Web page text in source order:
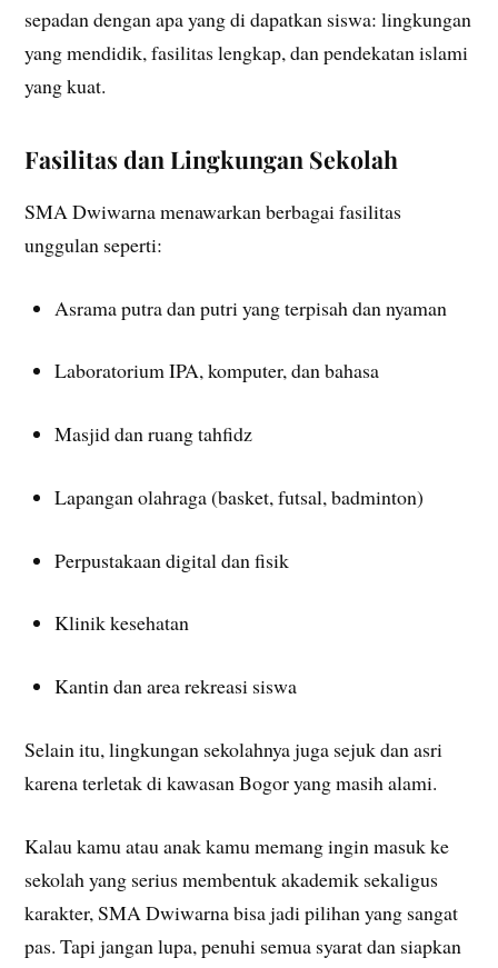
sepadan dengan apa yang di dapatkan siswa: lingkungan
yang mendidik, fasilitas lengkap, dan pendekatan islami
yang kuat.
Fasilitas dan Lingkungan Sekolah
SMA Dwiwarna menawarkan berbagai fasilitas
unggulan seperti:
Asrama putra dan putri yang terpisah dan nyaman
Laboratorium IPA, komputer, dan bahasa
Masjid dan ruang tahfidz
Lapangan olahraga (basket, futsal, badminton)
Perpustakaan digital dan fisik
Klinik kesehatan
Kantin dan area rekreasi siswa
Selain itu, lingkungan sekolahnya juga sejuk dan asri
karena terletak di kawasan Bogor yang masih alami.
Kalau kamu atau anak kamu memang ingin masuk ke
sekolah yang serius membentuk akademik sekaligus
karakter, SMA Dwiwarna bisa jadi pilihan yang sangat
pas. Tapi jangan lupa, penuhi semua syarat dan siapkan